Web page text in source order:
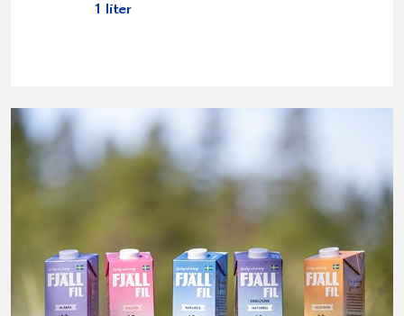
1 liter